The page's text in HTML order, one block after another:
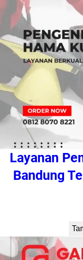
Layanan
Bandung